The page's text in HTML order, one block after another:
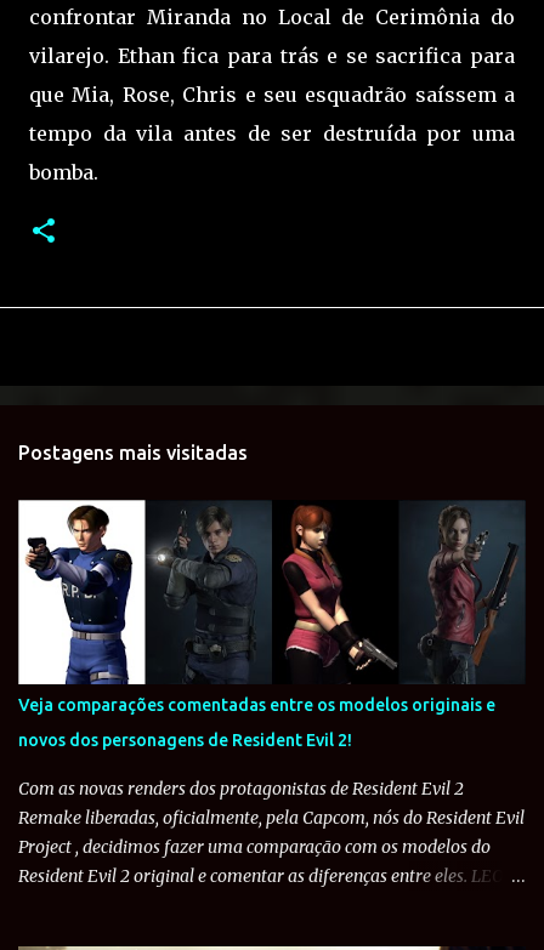
confrontar Miranda no Local de Cerimônia do
vilarejo. Ethan fica para trás e se sacrifica para
que Mia, Rose, Chris e seu esquadrão saíssem a
tempo da vila antes de ser destruída por uma
bomba.
Postagens mais visitadas
Veja comparações comentadas entre os modelos originais e
novos dos personagens de Resident Evil 2!
Com as novas renders dos protagonistas de Resident Evil 2
Remake liberadas, oficialmente, pela Capcom, nós do Resident Evil
Project , decidimos fazer uma comparação com os modelos do
Resident Evil 2 original e comentar as diferenças entre eles. LEON